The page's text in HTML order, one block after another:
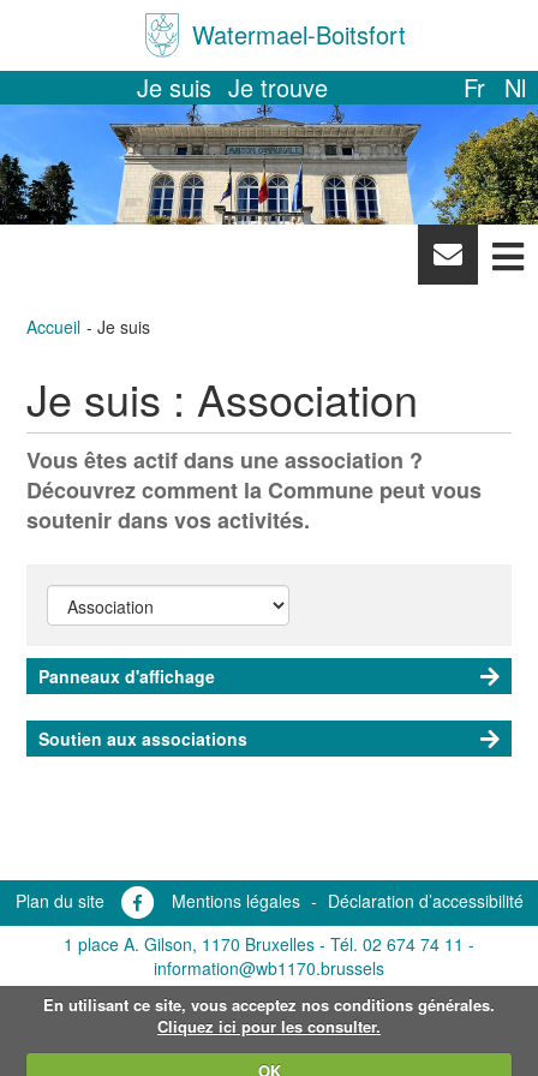
Watermael-Boitsfort
Je suis Je trouve Fr Nl
News
Accueil Je suis
Je suis :Association
Vous êtes actif dans une association ?
Découvrez comment la Commune peut vous
soutenir dans vos activités.
Panneaux d'affichage
Soutien aux associations
Plan du site Mentions légales - Déclaration d’accessibilité
1 place A. Gilson, 1170 Bruxelles - Tél. 02 674 74 11 -
information@wb1170.brussels
En utilisant ce site, vous acceptez nos conditions générales.
Cliquez ici pour les consulter.
OK